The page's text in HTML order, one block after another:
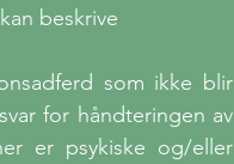
beskrive
som ikke blir
for håndteringen av
er psykiske og/eller